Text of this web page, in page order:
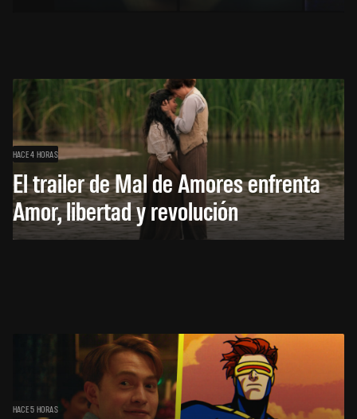
HACE 4 HORAS
El trailer de Mal de Amores enfrenta
Amor, libertad y revolución
HACE 5 HORAS